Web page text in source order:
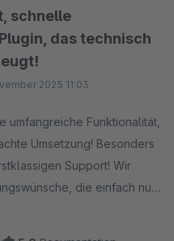
schnelle
das technisch
2025 11:03
umfangreiche Funktionalität,
Umsetzung! Besonders
Support! Wir
die einfach nur
Die Kommunikation war